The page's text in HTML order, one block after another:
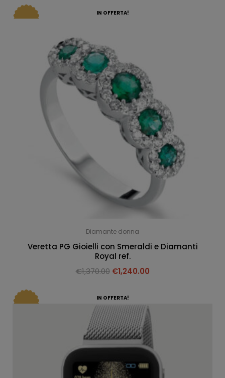
IN OFFERTA!
Diamante donna
Veretta PG Gioielli con Smeraldi e Diamanti
Royal ref.
€1,370.00 €1,240.00
IN OFFERTA!